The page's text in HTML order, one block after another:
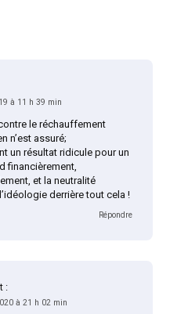
à 11 h 39 min
le réchauffement
n’est assuré;
un résultat ridicule pour un
financièrement,
et la neutralité
derrière tout cela !
Répondre
:
à 21 h 02 min